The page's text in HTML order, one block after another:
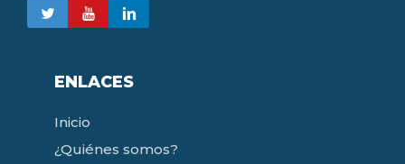
ENLACES
Inicio
¿Quiénes somos?